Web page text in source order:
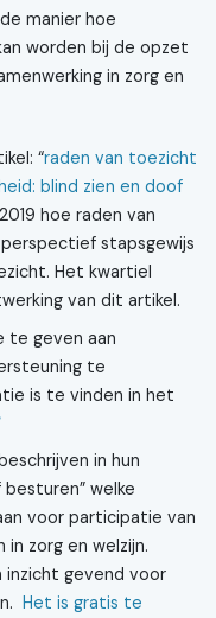
manier hoe
worden bij de opzet
in zorg en
“raden van toezicht
blind zien en doof
hoe raden van
stapsgewijs
Het kwartiel
van dit artikel.
te geven aan
te
is te vinden in het
in hun
welke
voor participatie van
in zorg en welzijn.
inzicht gevend voor
Het is gratis te